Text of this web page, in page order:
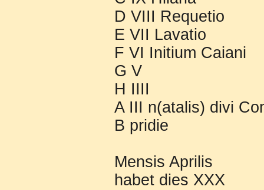
D VIII Requetio
E VII Lavatio
F VI Initium Caiani
G V
H IIII
A III n(atalis) divi
B pridie
Mensis Aprilis
habet dies XXX